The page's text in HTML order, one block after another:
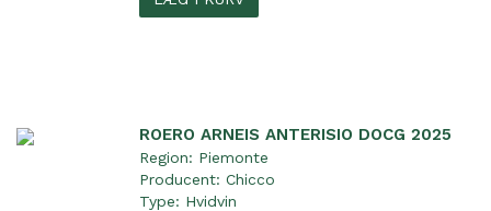
ROERO ARNEIS ANTERISIO DOCG 2025
Region: Piemonte
Producent: Chicco
Type: Hvidvin